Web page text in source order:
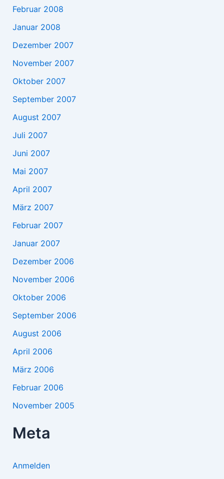
Februar 2008
Januar 2008
Dezember 2007
November 2007
Oktober 2007
September 2007
August 2007
Juli 2007
Juni 2007
Mai 2007
April 2007
März 2007
Februar 2007
Januar 2007
Dezember 2006
November 2006
Oktober 2006
September 2006
August 2006
April 2006
März 2006
Februar 2006
November 2005
Meta
Anmelden